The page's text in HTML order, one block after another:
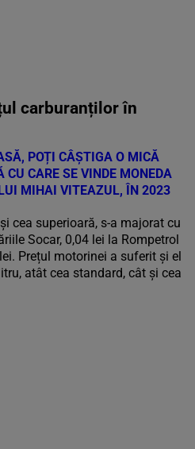
carburanților în
POȚI CÂȘTIGA O MICĂ
CARE SE VINDE MONEDA
MIHAI VITEAZUL, ÎN 2023
cea superioară, s-a majorat cu
Socar, 0,04 lei la Rompetrol
Prețul motorinei a suferit și el
atât cea standard, cât și cea